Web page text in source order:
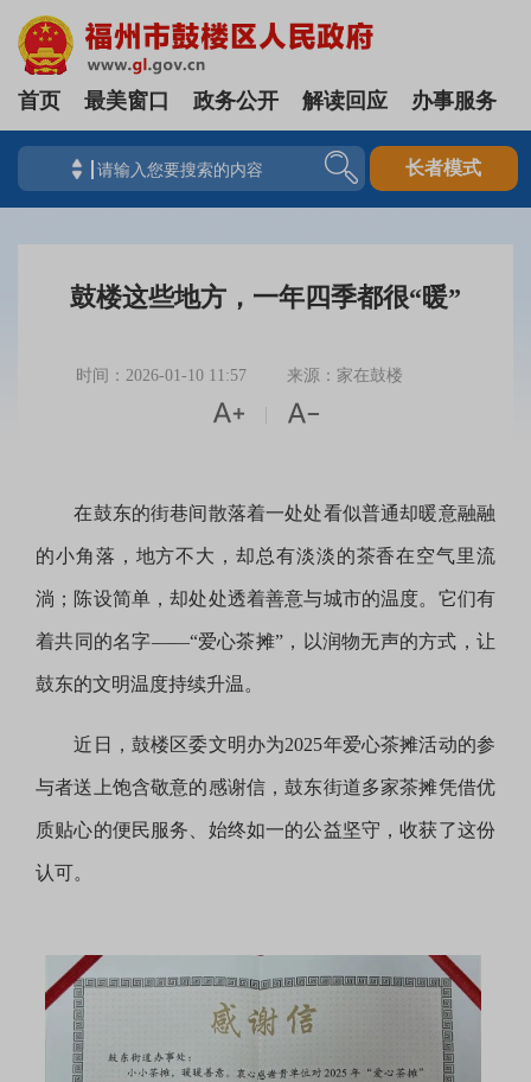
首页 最美窗口 政务公开 解读回应 办事服务
长者模式
鼓楼这些地方，一年四季都很“暖”
时间：2026-01-10 11:57 来源：家在鼓楼
 | 
在鼓东的街巷间散落着一处处看似普通却暖意融融
的小角落，地方不大，却总有淡淡的茶香在空气里流
淌；陈设简单，却处处透着善意与城市的温度。它们有
着共同的名字——“爱心茶摊”，以润物无声的方式，让
鼓东的文明温度持续升温。
近日，鼓楼区委文明办为2025年爱心茶摊活动的参
与者送上饱含敬意的感谢信，鼓东街道多家茶摊凭借优
质贴心的便民服务、始终如一的公益坚守，收获了这份
认可。